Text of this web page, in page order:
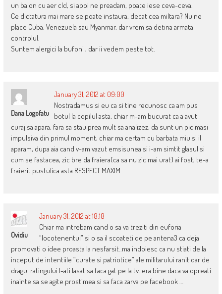
un balon cu aer cld, si apoi ne preadam, poate iese ceva-ceva.
Ce dictatura mai mare se poate instaura, decat cea miltara? Nu ne
place Cuba, Venezuela sau Myanmar, dar vrem sa detina armata
controlul.
Suntem alergici la bufoni , dar ii vedem peste tot.
Dana Logofatu
January 31, 2012 at 09:00
Nostradamus si eu ca si tine recunosc ca am pus
botul la copilul asta, chiar m-am bucurat ca a avut
curaj sa apara, fara sa stau prea mult sa analizez, da sunt un pic masi
impulsiva din primul moment, chiar ma certam cu barbata miu si il
aparam, dupa aia cand v-am vazut emsisunea si i-am simtit glasul si
cum se fastacea, zic bre da fraiera(ca sa nu zic mai urat) ai fost, te-a
fraierit pustulica asta.RESPECT MAXIM
Ovidiu
January 31, 2012 at 18:18
Chiar ma intrebam cand o sa va treziti din euforia
“locotenentul” si o sa il scoateti de pe antena3 ca deja
promovati o idee proasta la nesfarsit..ma indoiesc ca nu stiati de la
inceput de intentiile “curate si patriotice” ale militarului ranit dar de
dragul ratingului l-ati lasat sa faca gat pe la tv..era bine daca va opreati
inainte sa se agite prostimea si sa faca zarva pe facebook …